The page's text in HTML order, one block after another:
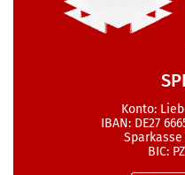
Konto:
IBAN: DE27
BIC: